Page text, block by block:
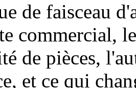
de faisceau
commercial,
de pièces,
et ce qui